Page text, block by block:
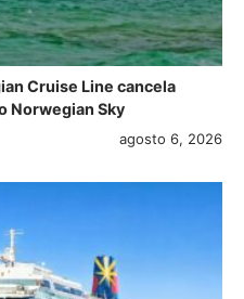
Cruise Line cancela
Norwegian Sky
agosto 6, 2026